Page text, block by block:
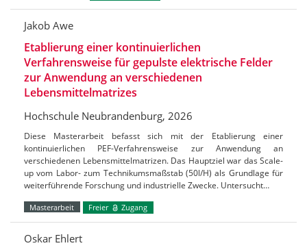
Jakob Awe
Etablierung einer kontinuierlichen
Verfahrensweise für gepulste elektrische Felder
zur Anwendung an verschiedenen
Lebensmittelmatrizes
Hochschule Neubrandenburg, 2026
Diese Masterarbeit befasst sich mit der Etablierung einer
kontinuierlichen PEF-Verfahrensweise zur Anwendung an
verschiedenen Lebensmittelmatrizen. Das Hauptziel war das Scale-
up vom Labor- zum Technikumsmaßstab (50l/H) als Grundlage für
weiterführende Forschung und industrielle Zwecke. Untersucht…
Masterarbeit Freier Zugang
Oskar Ehlert